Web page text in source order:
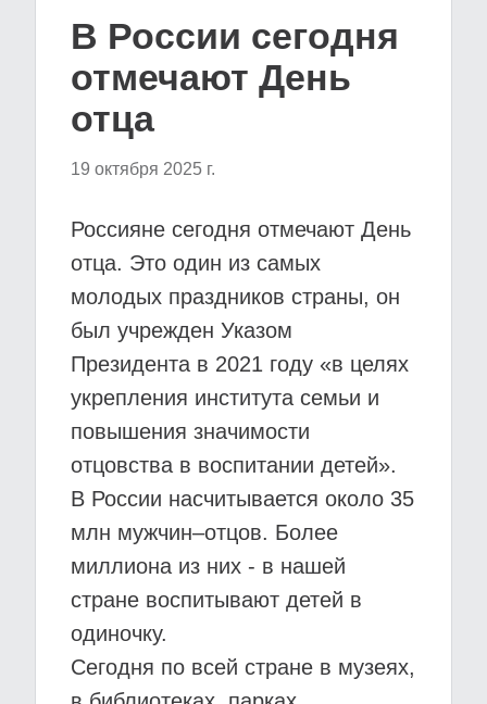
В России сегодня
отмечают День
отца
19 октября 2025 г.
Россияне сегодня отмечают День
отца. Это один из самых
молодых праздников страны, он
был учрежден Указом
Президента в 2021 году «в целях
укрепления института семьи и
повышения значимости
отцовства в воспитании детей».
В России насчитывается около 35
млн мужчин–отцов. Более
миллиона из них - в нашей
стране воспитывают детей в
одиночку.
Сегодня по всей стране в музеях,